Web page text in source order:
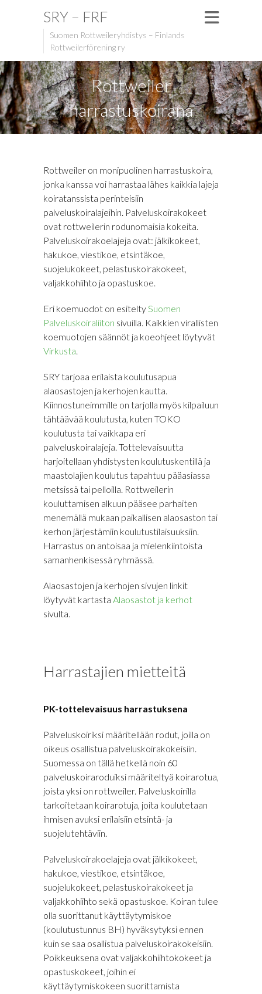
SRY – FRF
Suomen Rottweileryhdistys – Finlands
Rottweilerförening ry
Rottweiler
harrastuskoirana
Rottweiler on monipuolinen harrastuskoira,
jonka kanssa voi harrastaa lähes kaikkia lajeja
koiratanssista perinteisiin
palveluskoiralajeihin. Palveluskoirakokeet
ovat rottweilerin rodunomaisia kokeita.
Palveluskoirakoelajeja ovat: jälkikokeet,
hakukoe, viestikoe, etsintäkoe,
suojelukokeet, pelastuskoirakokeet,
valjakkohiihto ja opastuskoe.
Eri koemuodot on esiteltySuomen
Palveluskoiraliiton sivuilla. Kaikkien virallisten
koemuotojen säännöt ja koeohjeet löytyvät
Virkusta.
SRY tarjoaa erilaista koulutusapua
alaosastojen ja kerhojen kautta.
Kiinnostuneimmille on tarjolla myös kilpailuun
tähtäävää koulutusta, kuten TOKO
koulutusta tai vaikkapa eri
palveluskoiralajeja. Tottelevaisuutta
harjoitellaan yhdistysten koulutuskentillä ja
maastolajien koulutus tapahtuu pääasiassa
metsissä tai pelloilla. Rottweilerin
kouluttamisen alkuun pääsee parhaiten
menemällä mukaan paikallisen alaosaston tai
kerhon järjestämiin koulutustilaisuuksiin.
Harrastus on antoisaa ja mielenkiintoista
samanhenkisessä ryhmässä.
Alaosastojen ja kerhojen sivujen linkit
löytyvät kartasta Alaosastot ja kerhot
sivulta.
Harrastajien mietteitä
PK-tottelevaisuus harrastuksena
Palveluskoiriksi määritellään rodut, joilla on
oikeus osallistua palveluskoirakokeisiin.
Suomessa on tällä hetkellä noin 60
palveluskoiraroduiksi määriteltyä koirarotua,
joista yksi on rottweiler. Palveluskoirilla
tarkoitetaan koirarotuja, joita koulutetaan
ihmisen avuksi erilaisiin etsintä- ja
suojelutehtäviin.
Palveluskoirakoelajeja ovat jälkikokeet,
hakukoe, viestikoe, etsintäkoe,
suojelukokeet, pelastuskoirakokeet ja
valjakkohiihto sekä opastuskoe. Koiran tulee
olla suorittanut käyttäytymiskoe
(koulutustunnus BH) hyväksytyksi ennen
kuin se saa osallistua palveluskoirakokeisiin.
Poikkeuksena ovat valjakkohiihtokokeet ja
opastuskokeet, joihin ei
käyttäytymiskokeen suorittamista